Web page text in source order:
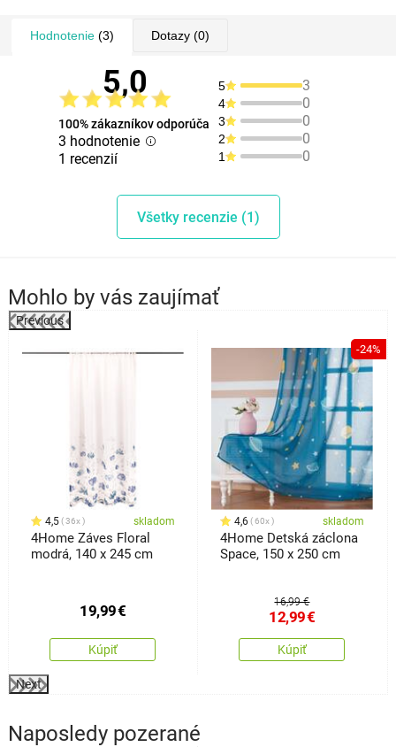
Hodnotenie(3) Dotazy(0)
5,0
100% zákazníkov odporúča
3 hodnotenie
1 recenzií
5 3
4 0
3 0
2 0
1 0
Všetky recenzie (1)
Mohlo by vás zaujímať
Previous
4,5 36x skladom
4Home Záves Floral
modrá, 140 x 245 cm
19,99€
Kúpiť
-24%
4,6 60x skladom
4Home Detská záclona
Space, 150 x 250 cm
16,99 €
12,99€
Kúpiť
Next
Naposledy pozerané